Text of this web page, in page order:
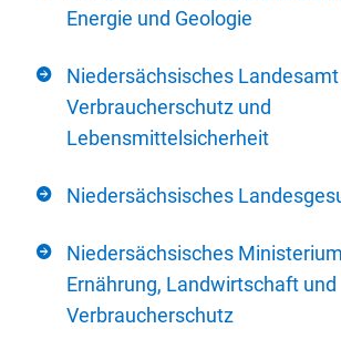
Energie und Geologie
Niedersächsisches
Verbraucherschutz und
Lebensmittelsicherheit
Niedersächsisches
Niedersächsisches
Ernährung, Landwirtschaft und
Verbraucherschutz